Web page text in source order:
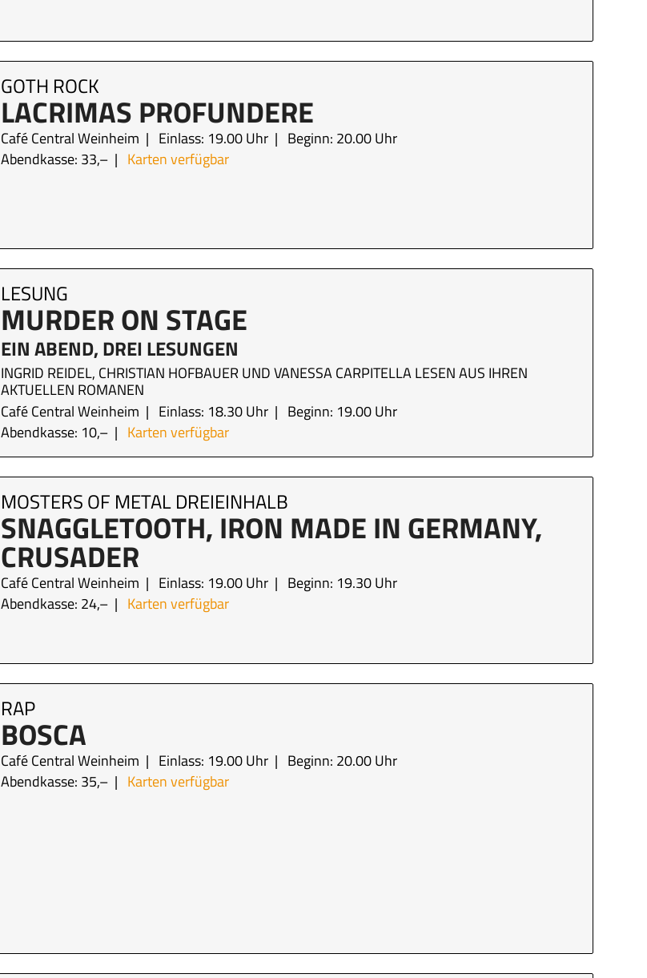
GOTH ROCK
LACRIMAS PROFUNDERE
Café Central Weinheim Einlass: 19.00 Uhr
Beginn: 20.00 Uhr
Abendkasse: 33,–
Karten verfügbar
LESUNG
MURDER ON STAGE
EIN ABEND, DREI LESUNGEN
INGRID REIDEL, CHRISTIAN HOFBAUER UND VANESSA CARPITELLA LESEN AUS IHREN
AKTUELLEN ROMANEN
Café Central Weinheim
Einlass: 18.30 Uhr
Beginn: 19.00 Uhr
Abendkasse: 10,–
Karten verfügbar
MOSTERS OF METAL DREIEINHALB
SNAGGLETOOTH, IRON MADE IN GERMANY,
CRUSADER
Café Central Weinheim Einlass: 19.00 Uhr
Beginn: 19.30 Uhr
Abendkasse: 24,–
Karten verfügbar
RAP
BOSCA
Café Central Weinheim Einlass: 19.00 Uhr
Beginn: 20.00 Uhr
Abendkasse: 35,–
Karten verfügbar